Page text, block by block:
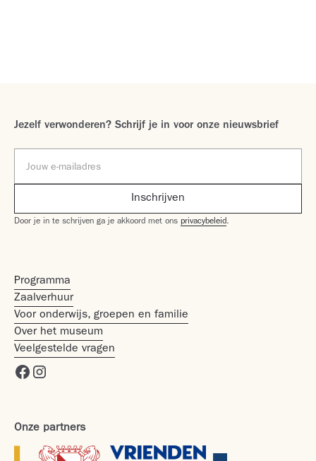
Programma
Zaalverhuur
Voor onderwijs, groepen en familie
Over het museum
Veelgestelde vragen
Onze partners
Jezelf verwonderen? Schrijf je in voor onze nieuwsbrief
Door je in te schrijven ga je akkoord met ons privacybeleid.